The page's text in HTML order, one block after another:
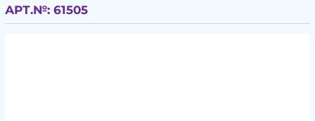
АРТ.№: 61505